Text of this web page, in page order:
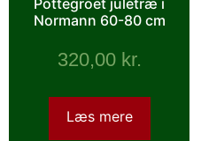
Pottegroet juletræ i
Normann 60-80 cm
320,00 kr.
Læs mere